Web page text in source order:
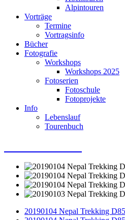
Alpintouren
Vorträge
Termine
Vortragsinfo
Bücher
Fotografie
Workshops
Workshops 2025
Fotoserien
Fotoschule
Fotoprojekte
Info
Lebenslauf
Tourenbuch
20190104 Nepal Trekking